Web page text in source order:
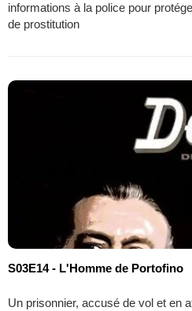
informations à la police pour
de prostitution
S03E14 - L'Homme de Portofino
Un prisonnier, accusé de vol et en